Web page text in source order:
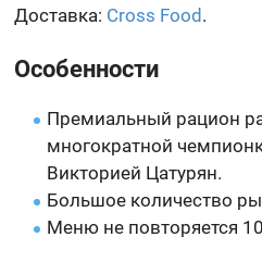
Доставка: Cross Food .
Особенности
Премиальный рацион
многократной
Викторией Цатурян.
Большое количество
Меню не повторяется